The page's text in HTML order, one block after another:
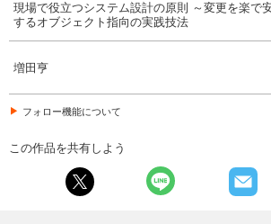
現場で役立つシステム設計の原則 ～変更を楽で
するオブジェクト指向の実践技法
増田亨
フォロー機能について
この作品を共有しよう